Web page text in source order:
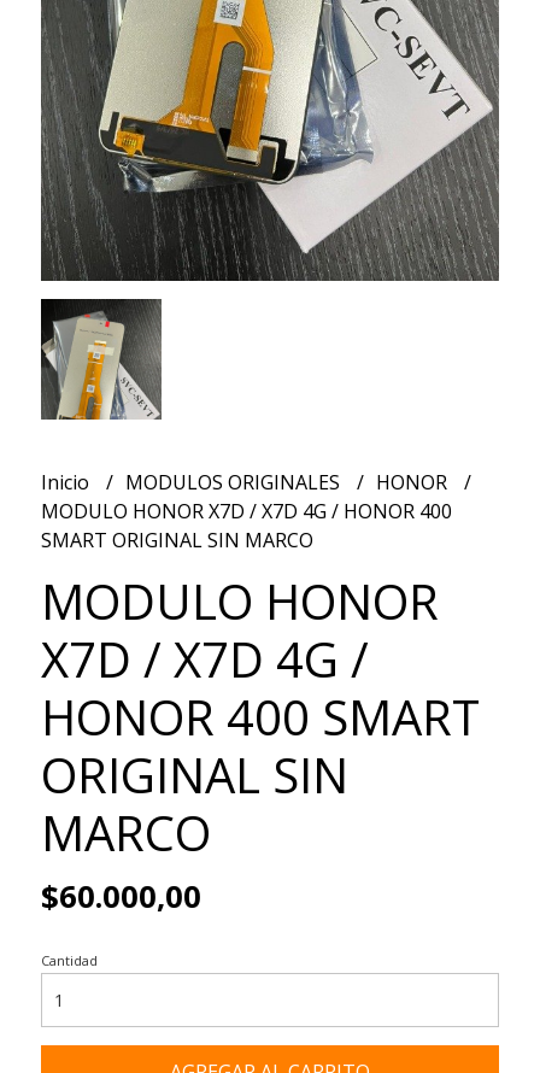
Inicio MODULOS ORIGINALES
HONOR
MODULO HONOR X7D / X7D 4G / HONOR 400
SMART ORIGINAL SIN MARCO
MODULO HONOR
X7D / X7D 4G /
HONOR 400 SMART
ORIGINAL SIN
MARCO
$60.000,00
Cantidad